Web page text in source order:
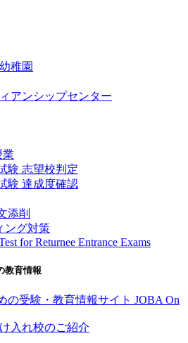
稚園
アンシップセンター
業
験 志望校判定
験 達成度確認
添削
ング対策
for Returnee Entrance Exams
教育情報
の受験・教育情報サイト JOBA On
入れ校のご紹介